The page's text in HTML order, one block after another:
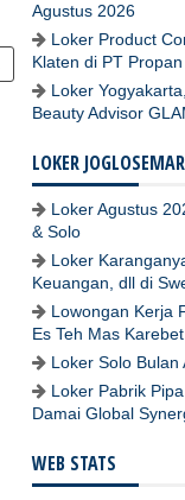
Agustus 2026
Loker Product
Klaten di PT
Loker
Beauty Advisor
LOKER JOGLOSEMAR
Loker Agustus
& Solo
Loker
Keuangan, dll di
Lowongan Kerja
Es Teh Mas Karebet
Loker Solo Bulan
Loker Pabrik
Damai Global
WEB STATS